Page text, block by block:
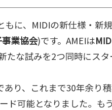
もに、MIDIの新仕様・新
業協会)です。AMEIは
な試みを2つ同時にスタ
り、これまで30年余り
ド可能となりました。も